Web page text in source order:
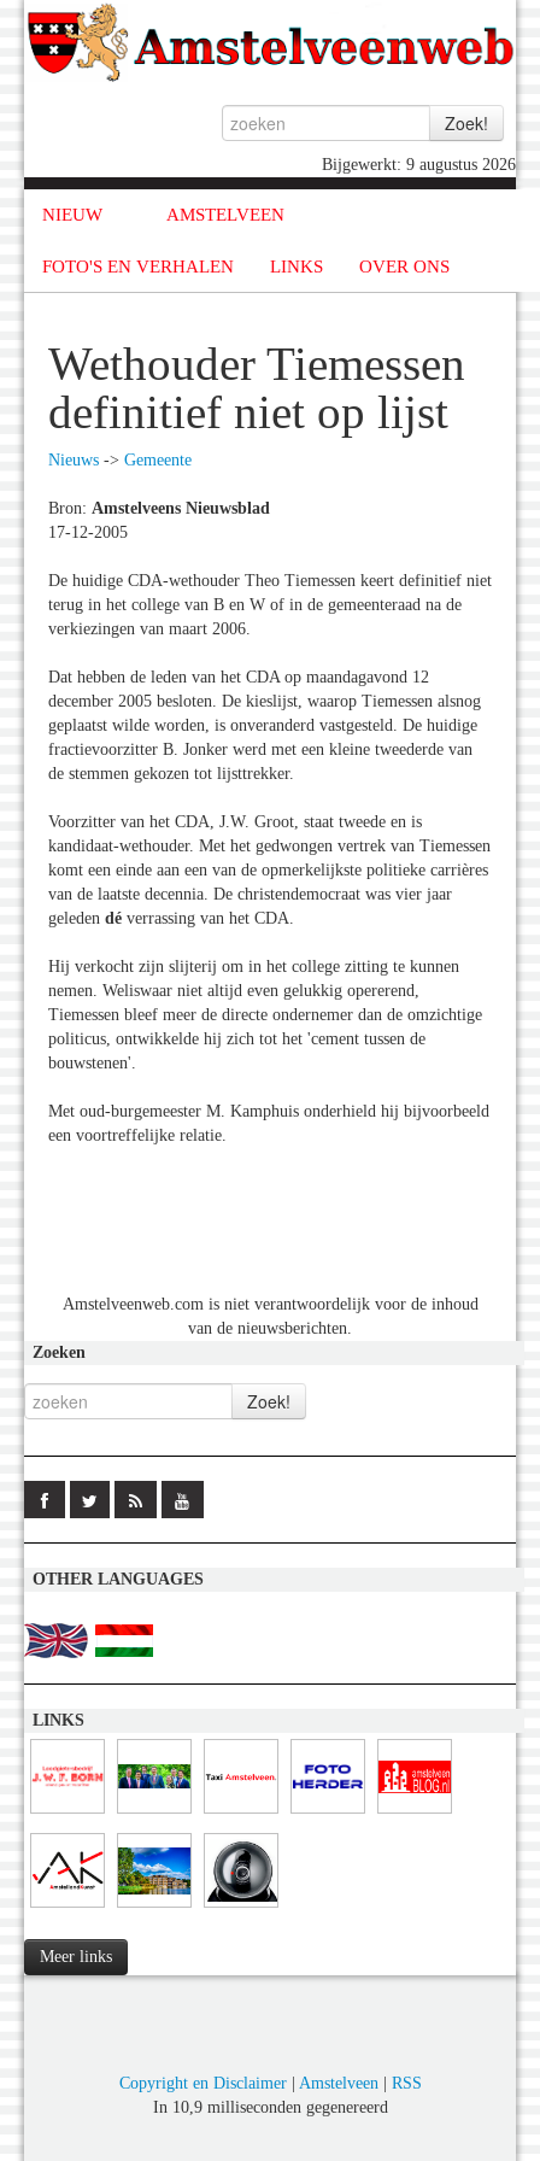
Bijgewerkt: 9 augustus 2026
NIEUW AMSTELVEEN
FOTO'S EN VERHALEN LINKS OVER ONS
Wethouder Tiemessen
definitief niet op lijst
Nieuws -> Gemeente
Bron: Amstelveens Nieuwsblad
17-12-2005
De huidige CDA-wethouder Theo Tiemessen keert definitief niet
terug in het college van B en W of in de gemeenteraad na de
verkiezingen van maart 2006.
Dat hebben de leden van het CDA op maandagavond 12
december 2005 besloten. De kieslijst, waarop Tiemessen alsnog
geplaatst wilde worden, is onveranderd vastgesteld. De huidige
fractievoorzitter B. Jonker werd met een kleine tweederde van
de stemmen gekozen tot lijsttrekker.
Voorzitter van het CDA, J.W. Groot, staat tweede en is
kandidaat-wethouder. Met het gedwongen vertrek van Tiemessen
komt een einde aan een van de opmerkelijkste politieke carrières
van de laatste decennia. De christendemocraat was vier jaar
geleden dé verrassing van het CDA.
Hij verkocht zijn slijterij om in het college zitting te kunnen
nemen. Weliswaar niet altijd even gelukkig opererend,
Tiemessen bleef meer de directe ondernemer dan de omzichtige
politicus, ontwikkelde hij zich tot het 'cement tussen de
bouwstenen'.
Met oud-burgemeester M. Kamphuis onderhield hij bijvoorbeeld
een voortreffelijke relatie.
Amstelveenweb.com is niet verantwoordelijk voor de inhoud
van de nieuwsberichten.
Zoeken
OTHER LANGUAGES
LINKS
Meer links
Copyright en Disclaimer| Amstelveen| RSS
In 10,9 milliseconden gegenereerd